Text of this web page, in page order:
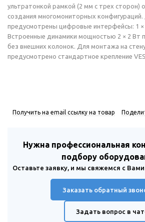
ультратонкой рамкой (2 мм с трех сторон)
создания многомониторных
предусмотрены цифровые интерфейсы: 1 ×
Встроенные динамики мощностью 2 × 2 Вт
без внешних колонок. Для монтажа на
предусмотрено стандартное крепление
Получить на email ссылку на товар
Нужна профессиональная
подбору
Оставьте заявку, и мы свяжемся с
Заказать обратный
Задать вопрос в